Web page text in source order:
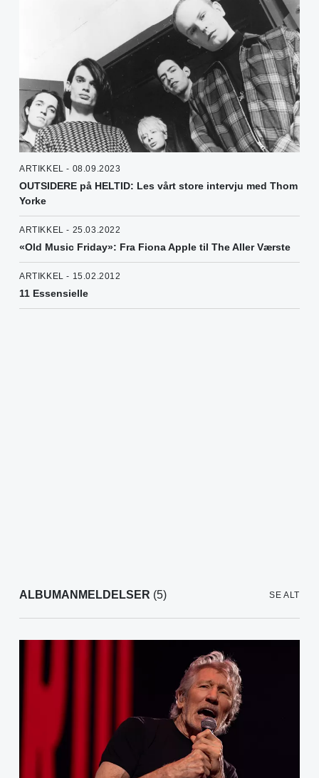
ARTIKKEL - 08.09.2023
OUTSIDERE på HELTID: Les vårt store intervju med Thom
Yorke
ARTIKKEL - 25.03.2022
«Old Music Friday»: Fra Fiona Apple til The Aller Værste
ARTIKKEL - 15.02.2012
11 Essensielle
ALBUMANMELDELSER (5) SE ALT